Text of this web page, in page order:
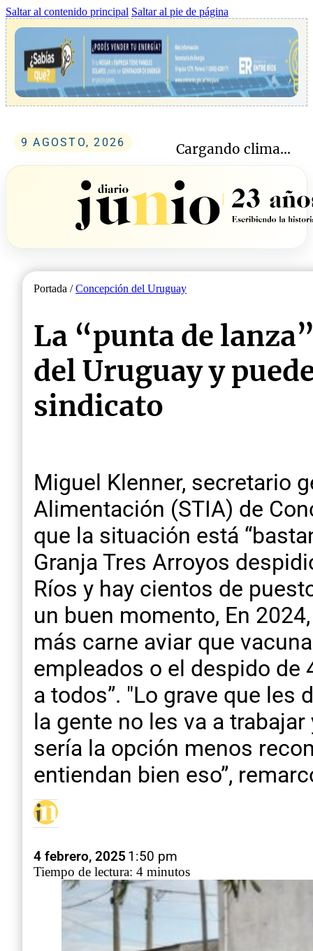
Saltar al contenido principal Saltar al pie de página
9 AGOSTO, 2026 Cargando clima...
Portada /Concepción del Uruguay
La “punta de
del Uruguay y
sindicato
Miguel Klenner, secretario
Alimentación (STIA) de
que la situación está
Granja Tres Arroyos
Ríos y hay cientos de
un buen momento, En
más carne aviar que
empleados o el despido de
a todos”. "Lo grave que les
la gente no les va a
sería la opción menos
entiendan bien eso”,
4 febrero, 2025 1:50 pm
Tiempo de lectura: 4 minutos